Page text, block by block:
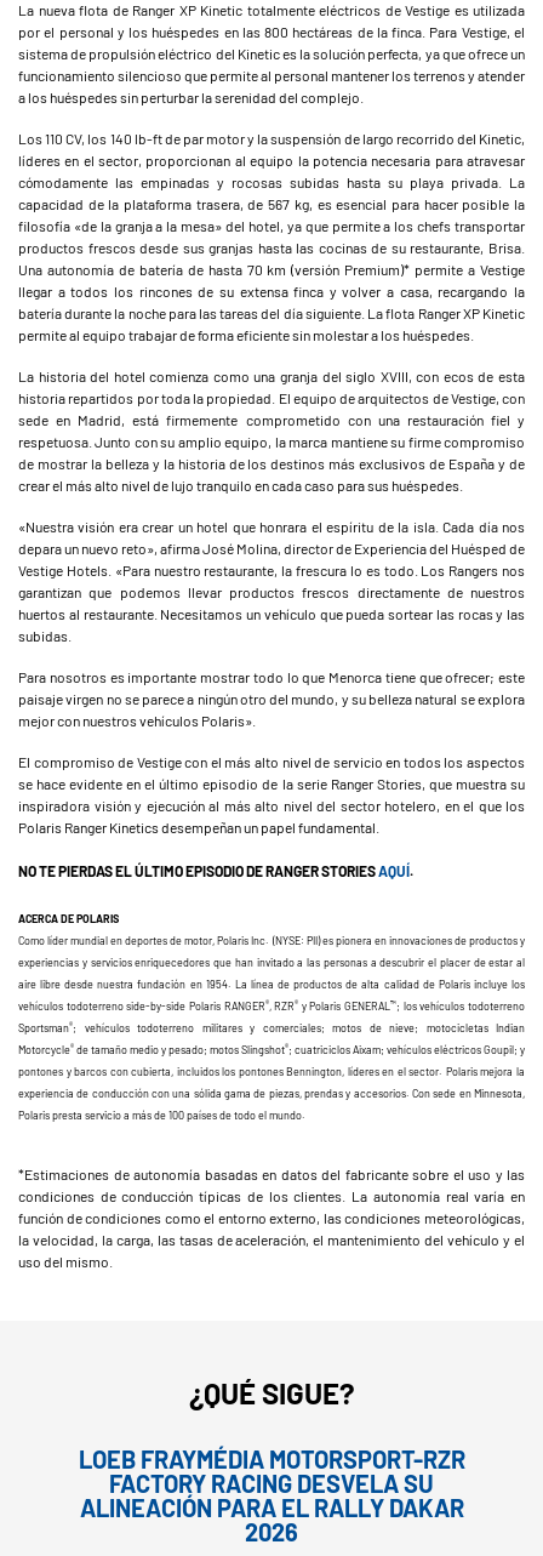
La nueva flota de Ranger XP Kinetic totalmente eléctricos de Vestige es utilizada
por el personal y los huéspedes en las 800 hectáreas de la finca. Para Vestige, el
sistema de propulsión eléctrico del Kinetic es la solución perfecta, ya que ofrece un
funcionamiento silencioso que permite al personal mantener los terrenos y atender
a los huéspedes sin perturbar la serenidad del complejo.
Los 110 CV, los 140 lb-ft de par motor y la suspensión de largo recorrido del Kinetic,
líderes en el sector, proporcionan al equipo la potencia necesaria para atravesar
cómodamente las empinadas y rocosas subidas hasta su playa privada. La
capacidad de la plataforma trasera, de 567 kg, es esencial para hacer posible la
filosofía «de la granja a la mesa» del hotel, ya que permite a los chefs transportar
productos frescos desde sus granjas hasta las cocinas de su restaurante, Brisa.
Una autonomía de batería de hasta 70 km (versión Premium)* permite a Vestige
llegar a todos los rincones de su extensa finca y volver a casa, recargando la
batería durante la noche para las tareas del día siguiente. La flota Ranger XP Kinetic
permite al equipo trabajar de forma eficiente sin molestar a los huéspedes.
La historia del hotel comienza como una granja del siglo XVIII, con ecos de esta
historia repartidos por toda la propiedad. El equipo de arquitectos de Vestige, con
sede en Madrid, está firmemente comprometido con una restauración fiel y
respetuosa. Junto con su amplio equipo, la marca mantiene su firme compromiso
de mostrar la belleza y la historia de los destinos más exclusivos de España y de
crear el más alto nivel de lujo tranquilo en cada caso para sus huéspedes.
«Nuestra visión era crear un hotel que honrara el espíritu de la isla. Cada día nos
depara un nuevo reto», afirma José Molina, director de Experiencia del Huésped de
Vestige Hotels. «Para nuestro restaurante, la frescura lo es todo. Los Rangers nos
garantizan que podemos llevar productos frescos directamente de nuestros
huertos al restaurante. Necesitamos un vehículo que pueda sortear las rocas y las
subidas.
Para nosotros es importante mostrar todo lo que Menorca tiene que ofrecer; este
paisaje virgen no se parece a ningún otro del mundo, y su belleza natural se explora
mejor con nuestros vehículos Polaris».
El compromiso de Vestige con el más alto nivel de servicio en todos los aspectos
se hace evidente en el último episodio de la serie Ranger Stories, que muestra su
inspiradora visión y ejecución al más alto nivel del sector hotelero, en el que los
Polaris Ranger Kinetics desempeñan un papel fundamental.
NO TE PIERDAS EL ÚLTIMO EPISODIO DE RANGER STORIESAQUÍ.
ACERCA DE POLARIS
Como líder mundial en deportes de motor, Polaris Inc. (NYSE: PII) es pionera en innovaciones de productos y
experiencias y servicios enriquecedores que han invitado a las personas a descubrir el placer de estar al
aire libre desde nuestra fundación en 1954. La línea de productos de alta calidad de Polaris incluye los
vehículos todoterreno side-by-side Polaris RANGER®, RZR® y Polaris GENERAL™; los vehículos todoterreno
Sportsman®; vehículos todoterreno militares y comerciales; motos de nieve; motocicletas Indian
Motorcycle® de tamaño medio y pesado; motos Slingshot®; cuatriciclos Aixam; vehículos eléctricos Goupil; y
pontones y barcos con cubierta, incluidos los pontones Bennington, líderes en el sector. Polaris mejora la
experiencia de conducción con una sólida gama de piezas, prendas y accesorios. Con sede en Minnesota,
Polaris presta servicio a más de 100 países de todo el mundo.
*Estimaciones de autonomía basadas en datos del fabricante sobre el uso y las
condiciones de conducción típicas de los clientes. La autonomía real varía en
función de condiciones como el entorno externo, las condiciones meteorológicas,
la velocidad, la carga, las tasas de aceleración, el mantenimiento del vehículo y el
uso del mismo.
¿QUÉ SIGUE?
LOEB FRAYMÉDIA MOTORSPORT-RZR
FACTORY RACING DESVELA SU
ALINEACIÓN PARA EL RALLY DAKAR
2026